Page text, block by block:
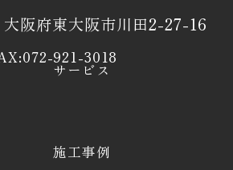
阪府東大阪市川田2-27-16
921-3018
サービス
施工事例